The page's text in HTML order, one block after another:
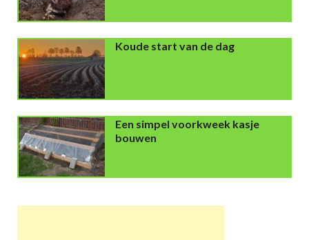
Koude start van de dag
Een simpel voorkweek kasje
bouwen